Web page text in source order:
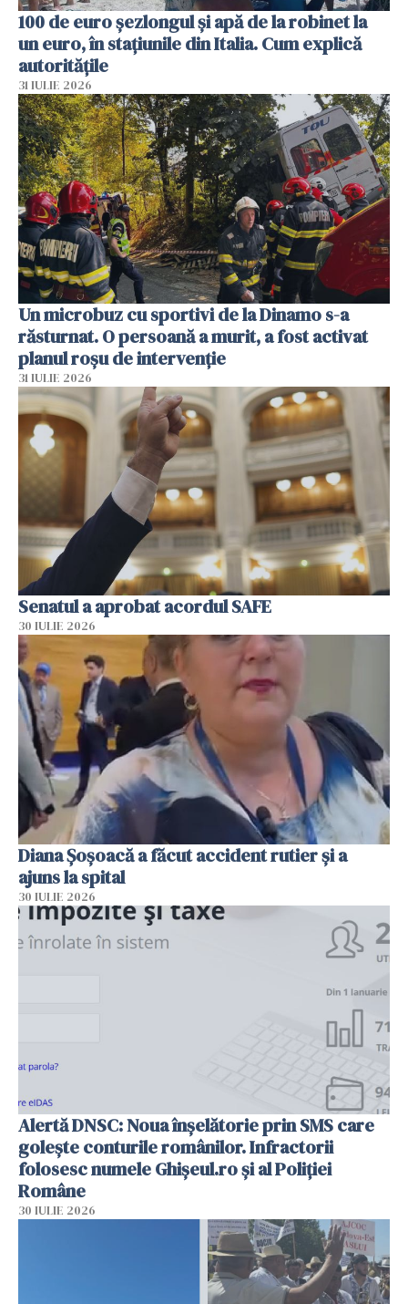
100 de euro șezlongul și apă de la robinet la
un euro, în stațiunile din Italia. Cum explică
autoritățile
31 IULIE 2026
Un microbuz cu sportivi de la Dinamo s-a
răsturnat. O persoană a murit, a fost activat
planul roșu de intervenție
31 IULIE 2026
Senatul a aprobat acordul SAFE
30 IULIE 2026
Diana Șoșoacă a făcut accident rutier și a
ajuns la spital
30 IULIE 2026
Alertă DNSC: Noua înșelătorie prin SMS care
golește conturile românilor. Infractorii
folosesc numele Ghișeul.ro și al Poliției
Române
30 IULIE 2026